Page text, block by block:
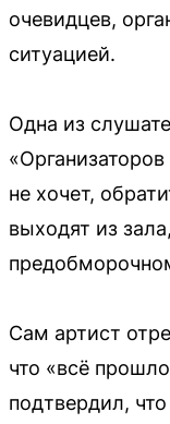
очевидцев,
ситуацией.
Одна из
не хочет,
выходят из
Сам артист
что «всё
подтвердил,